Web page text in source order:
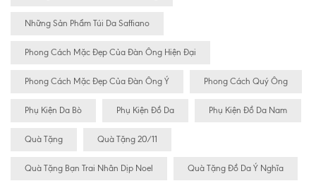
Những Sản Phẩm Túi Da Saffiano
Phong Cách Mặc Đẹp Của Đàn Ông Hiện Đại
Phong Cách Mặc Đẹp Của Đàn Ông Ý Phong Cách Quý Ông
Phụ Kiện Da Bò Phụ Kiện Đồ Da Phụ Kiện Đồ Da Nam
Quà Tặng Quà Tặng 20/11
Quà Tặng Bạn Trai Nhân Dịp Noel Quà Tặng Đồ Da Ý Nghĩa